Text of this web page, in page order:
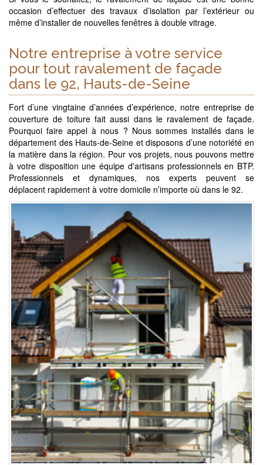
occasion d’effectuer des travaux d’isolation par l’extérieur ou
même d’installer de nouvelles fenêtres à double vitrage.
Notre entreprise à votre service
pour tout ravalement de façade
dans le 92, Hauts-de-Seine
Fort d’une vingtaine d’années d’expérience, notre entreprise de
couverture de toiture fait aussi dans le ravalement de façade.
Pourquoi faire appel à nous ? Nous sommes installés dans le
département des Hauts-de-Seine et disposons d’une notoriété en
la matière dans la région. Pour vos projets, nous pouvons mettre
à votre disposition une équipe d'artisans professionnels en BTP.
Professionnels et dynamiques, nos experts peuvent se
déplacent rapidement à votre domicile n’importe où dans le 92.